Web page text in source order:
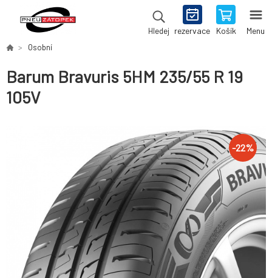
Hledej rezervace Košík Menu
Osobní
Barum Bravuris 5HM 235/55 R 19
105V
-22%